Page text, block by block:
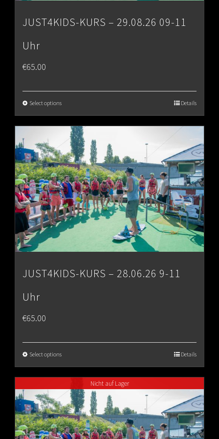
JUST4KIDS-KURS – 29.08.26 09-11
Uhr
€65.00
Select options Details
JUST4KIDS-KURS – 28.06.26 9-11
Uhr
€65.00
Select options Details
Nicht auf Lager